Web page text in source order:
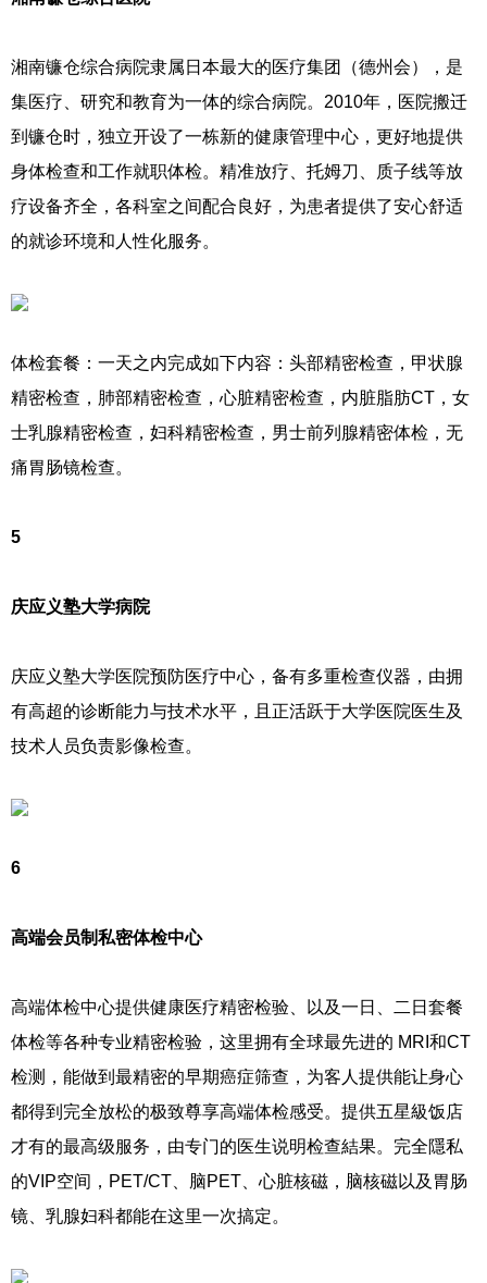
湘南镰仓综合病院隶属日本最大的医疗集团（德州会），是
集医疗、研究和教育为一体的综合病院。2010年，医院搬迁
到镰仓时，独立开设了一栋新的健康管理中心，更好地提供
身体检查和工作就职体检。精准放疗、托姆刀、质子线等放
疗设备齐全，各科室之间配合良好，为患者提供了安心舒适
的就诊环境和人性化服务。
体检套餐：一天之内完成如下内容：头部精密检查，甲状腺
精密检查，肺部精密检查，心脏精密检查，内脏脂肪CT，女
士乳腺精密检查，妇科精密检查，男士前列腺精密体检，无
痛胃肠镜检查。
5
庆应义塾大学病院
庆应义塾大学医院预防医疗中心，备有多重检查仪器，由拥
有高超的诊断能力与技术水平，且正活跃于大学医院医生及
技术人员负责影像检查。
6
高端会员制私密体检中心
高端体检中心提供健康医疗精密检验、以及一日、二日套餐
体检等各种专业精密检验，这里拥有全球最先进的 MRI和CT
检测，能做到最精密的早期癌症筛查，为客人提供能让身心
都得到完全放松的极致尊享高端体检感受。提供五星級饭店
才有的最高级服务，由专门的医生说明检查結果。完全隱私
的VIP空间，PET/CT、脑PET、心脏核磁，脑核磁以及胃肠
镜、乳腺妇科都能在这里一次搞定。